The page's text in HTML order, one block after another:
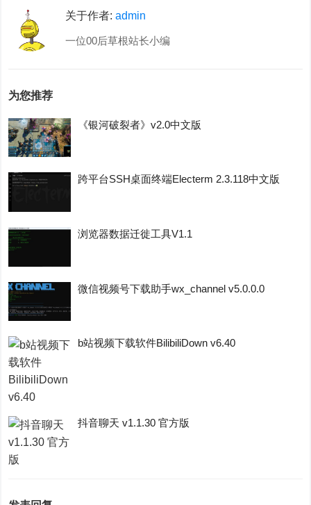
关于作者:admin
一位00后草根站长小编
为您推荐
《银河破裂者》v2.0中文版
跨平台SSH桌面终端Electerm 2.3.118中文版
浏览器数据迁徙工具V1.1
微信视频号下载助手wx_channel v5.0.0.0
b站视频下载软件BilibiliDown v6.40
抖音聊天 v1.1.30 官方版